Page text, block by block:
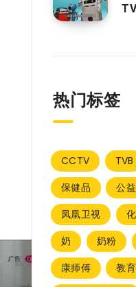
热门标签
CCTV TVB
保健品
公益
凤凰卫视
奶
奶粉
康师傅
教育